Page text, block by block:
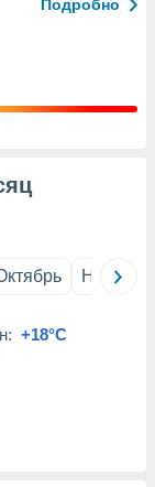
Подробно
Ноябрь
+18°C